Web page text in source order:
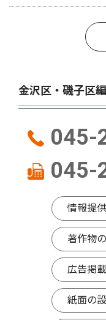
金沢区・磯子区
045-
045-
情報提
著作物
広告掲
紙面の